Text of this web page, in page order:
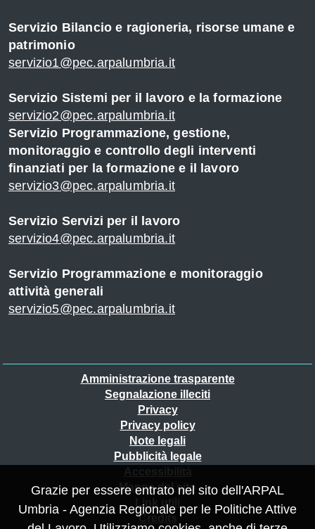
Servizio Bilancio e ragioneria, risorse umane e
patrimonio
servizio1@pec.arpalumbria.it
Servizio Sistemi per il lavoro e la formazione
servizio2@pec.arpalumbria.it
Servizio Programmazione, gestione,
monitoraggio e controllo degli interventi
finanziati per la formazione e il lavoro
servizio3@pec.arpalumbria.it
Servizio Servizi per il lavoro
servizio4@pec.arpalumbria.it
Servizio Programmazione e monitoraggio
attività generali
servizio5@pec.arpalumbria.it
Amministrazione trasparente
Segnalazione illeciti
Privacy
Privacy policy
Note legali
Pubblicità legale
Mappa del sito
Link utili
Credits
Grazie per essere entrato nel sito dell'ARPAL
Umbria - Agenzia Regionale per le Politiche Attive